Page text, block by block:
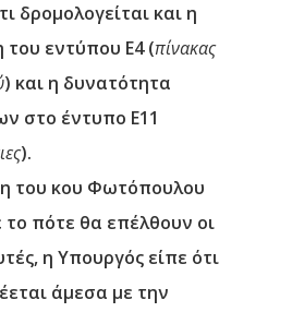
δρομολογείται και η
του εντύπου Ε4(πίνακας
) και η δυνατότητα
στο έντυπο Ε11
).
του κου Φωτόπουλου
το πότε θα επέλθουν οι
η Υπουργός είπε ότι
άμεσα με την